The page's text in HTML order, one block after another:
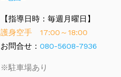
【指導日時：毎週月曜日】
護身空手 17:00～18:00
お問合せ： 080-5608-7936
※駐車場あり